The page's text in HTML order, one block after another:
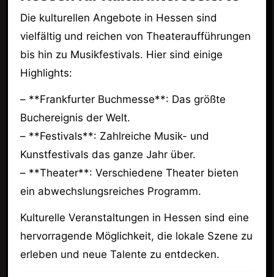
Die kulturellen Angebote in Hessen sind
vielfältig und reichen von Theateraufführungen
bis hin zu Musikfestivals. Hier sind einige
Highlights:
– **Frankfurter Buchmesse**: Das größte
Buchereignis der Welt.
– **Festivals**: Zahlreiche Musik- und
Kunstfestivals das ganze Jahr über.
– **Theater**: Verschiedene Theater bieten
ein abwechslungsreiches Programm.
Kulturelle Veranstaltungen in Hessen sind eine
hervorragende Möglichkeit, die lokale Szene zu
erleben und neue Talente zu entdecken.